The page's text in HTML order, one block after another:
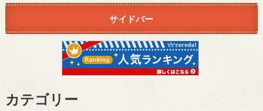
サイドバー
カテゴリー